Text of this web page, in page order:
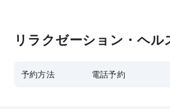
リラクゼーション・ヘル
予約方法 電話予約